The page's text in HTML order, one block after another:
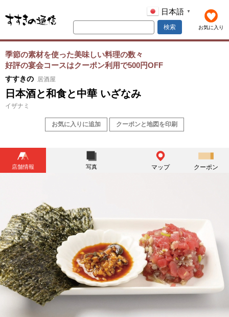
お気に入り
日本語 ▼
検索
季節の素材を使った美味しい料理の数々
好評の宴会コースはクーポン利用で500円OFF
すすきの 居酒屋
日本酒と和食と中華 いざなみ
イザナミ
お気に入りに追加 クーポンと地図を印刷
店舗情報 写真 マップ クーポン